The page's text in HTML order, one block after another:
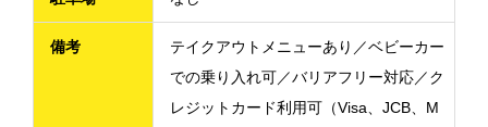
備考
テイクアウトメニューあり／ベビーカー
での乗り入れ可／バリアフリー対応／ク
レジットカード利用可（Visa、JCB、M